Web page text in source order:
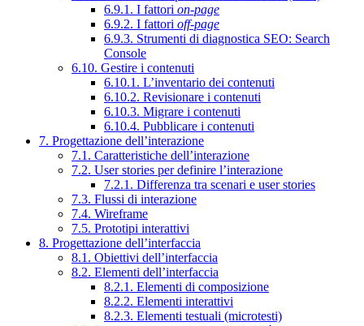
6.9.1. I fattori on-page
6.9.2. I fattori off-page
6.9.3. Strumenti di diagnostica SEO: Search
Console
6.10. Gestire i contenuti
6.10.1. L’inventario dei contenuti
6.10.2. Revisionare i contenuti
6.10.3. Migrare i contenuti
6.10.4. Pubblicare i contenuti
7. Progettazione dell’interazione
7.1. Caratteristiche dell’interazione
7.2. User stories per definire l’interazione
7.2.1. Differenza tra scenari e user stories
7.3. Flussi di interazione
7.4. Wireframe
7.5. Prototipi interattivi
8. Progettazione dell’interfaccia
8.1. Obiettivi dell’interfaccia
8.2. Elementi dell’interfaccia
8.2.1. Elementi di composizione
8.2.2. Elementi interattivi
8.2.3. Elementi testuali (microtesti)